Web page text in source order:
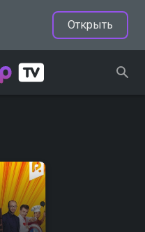
Открыть